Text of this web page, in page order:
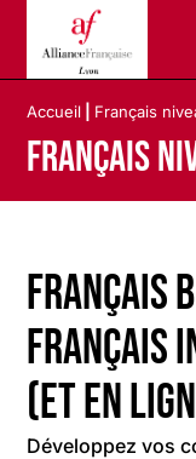
Accueil Français
Français
Français
français
(et en
Développez vos